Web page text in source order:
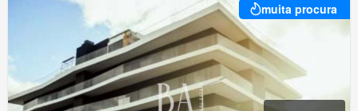
muita procura